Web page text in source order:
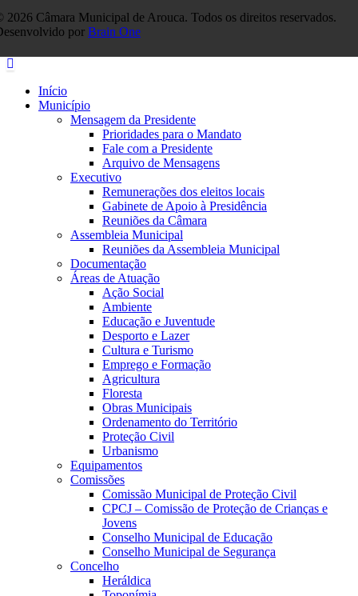
2026 Câmara Municipal de Arouca. Todos os direitos reservados.
por Brain One
Início
Município
Mensagem da Presidente
Prioridades para o Mandato
Fale com a Presidente
Arquivo de Mensagens
Executivo
Remunerações dos eleitos locais
Gabinete de Apoio à Presidência
Reuniões da Câmara
Assembleia Municipal
Reuniões da Assembleia Municipal
Documentação
Áreas de Atuação
Ação Social
Ambiente
Educação e Juventude
Desporto e Lazer
Cultura e Turismo
Emprego e Formação
Agricultura
Floresta
Obras Municipais
Ordenamento do Território
Proteção Civil
Urbanismo
Equipamentos
Comissões
Comissão Municipal de Proteção Civil
CPCJ – Comissão de Proteção de Crianças e
Jovens
Conselho Municipal de Educação
Conselho Municipal de Segurança
Concelho
Heráldica